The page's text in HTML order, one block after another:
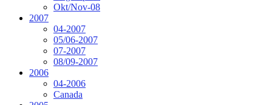
Okt/Nov-08
2007
04-2007
05/06-2007
07-2007
08/09-2007
2006
04-2006
Canada